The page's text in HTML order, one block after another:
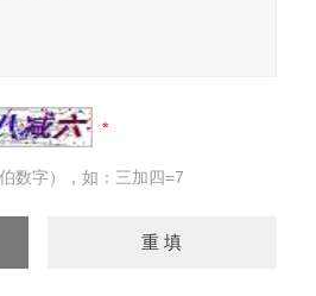
数字），如：三加四=7